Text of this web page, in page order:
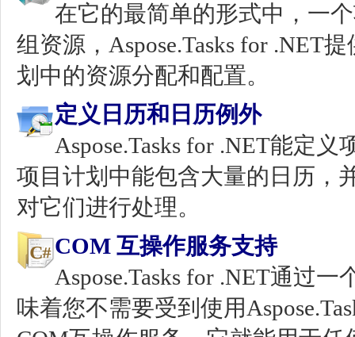
在它的最简单的形式中，一
组资源，Aspose.Tasks for .NET
划中的资源分配和配置。
定义日历和日历例外
Aspose.Tasks for .NET能定
项目计划中能包含大量的日历，
对它们进行处理。
COM 互操作服务支持
Aspose.Tasks for .NET通过
味着您不需要受到使用